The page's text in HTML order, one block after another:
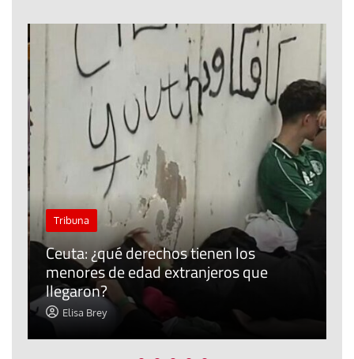
Tribuna
Ceuta: ¿qué derechos tienen los
menores de edad extranjeros que
llegaron?
Elisa Brey